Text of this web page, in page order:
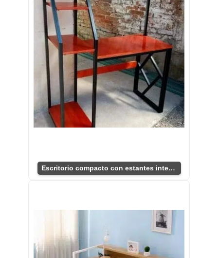
Escritorio compacto con estantes integrados